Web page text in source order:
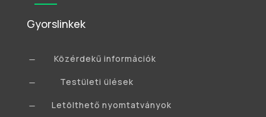
Gyorslinkek
K Közérdekű információk
K Testületi ülések
K Letölthető nyomtatványok